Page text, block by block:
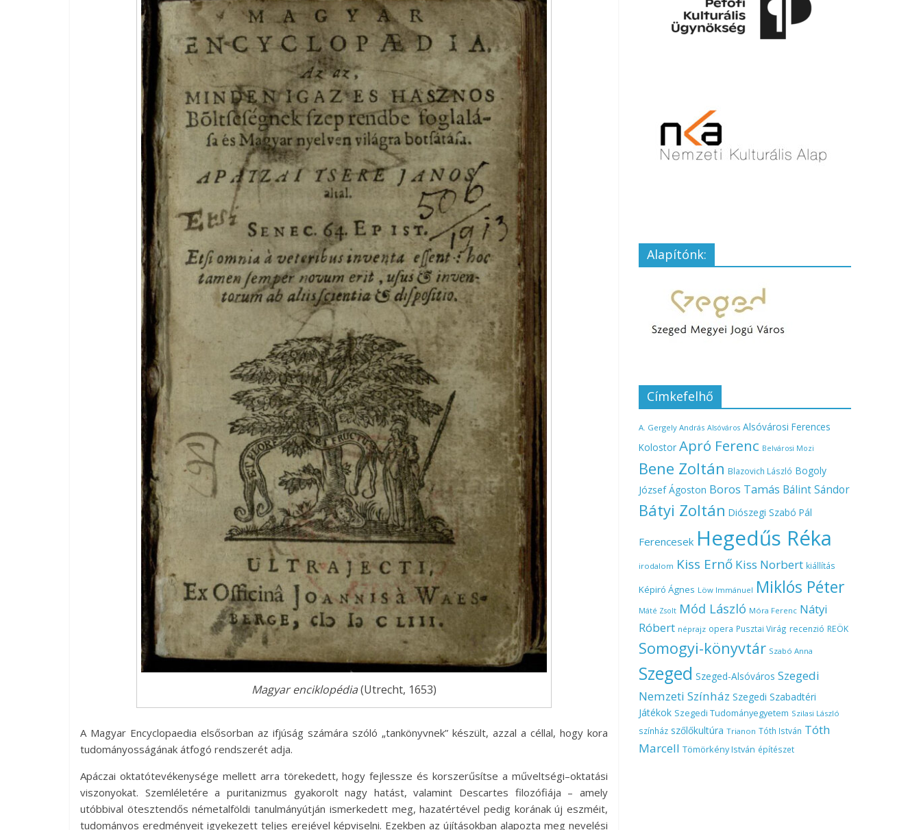
Magyar enciklopédia(Utrecht, 1653)
A Magyar Encyclopaedia elsősorban az ifjúság számára szóló „tankönyvnek” készült, azzal a céllal, hogy kora
tudományosságának átfogó rendszerét adja.
Apáczai oktatótevékenysége mellett arra törekedett, hogy fejlessze és korszerűsítse a műveltségi–oktatási
viszonyokat. Szemléletére a puritanizmus gyakorolt nagy hatást, valamint Descartes filozófiája – amely
utóbbival ötesztendős németalföldi tanulmányútján ismerkedett meg, hazatértével pedig korának új eszméit,
tudományos eredményeit igyekezett teljes erejével képviselni. Ezekben az újításokban alapozta meg nevelési
Alapítónk:
Címkefelhő
A. Gergely András Alsóváros Alsóvárosi Ferences
Kolostor Apró Ferenc Belvárosi Mozi
Bene Zoltán Blazovich László Bogoly
József Ágoston Boros Tamás Bálint Sándor
Bátyi Zoltán Diószegi Szabó Pál
Ferencesek Hegedűs Réka
irodalom Kiss Ernő Kiss Norbert kiállítás
Képiró Ágnes Löw Immánuel Miklós Péter
Máté Zsolt Mód László Móra Ferenc Nátyi
Róbert néprajz opera Pusztai Virág recenzió REÖK
Somogyi-könyvtár Szabó Anna
Szeged Szeged-Alsóváros Szegedi
Nemzeti Színház Szegedi Szabadtéri
Játékok Szegedi Tudományegyetem Szilasi László
színház szőlőkultúra Trianon Tóth István Tóth
Marcell Tömörkény István építészet